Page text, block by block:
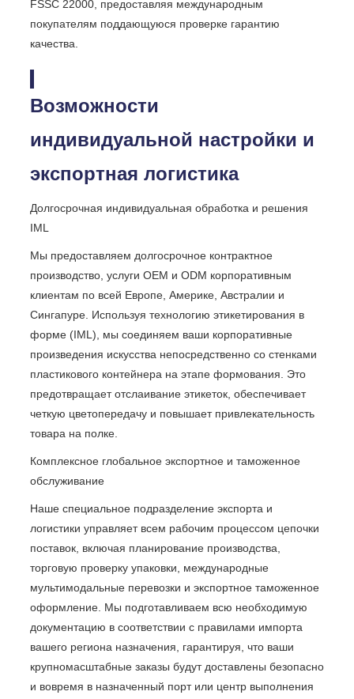
FSSC 22000, предоставляя международным
покупателям поддающуюся проверке гарантию
качества.
Возможности
индивидуальной настройки и
экспортная логистика
Долгосрочная индивидуальная обработка и решения
IML
Мы предоставляем долгосрочное контрактное
производство, услуги OEM и ODM корпоративным
клиентам по всей Европе, Америке, Австралии и
Сингапуре. Используя технологию этикетирования в
форме (IML), мы соединяем ваши корпоративные
произведения искусства непосредственно со стенками
пластикового контейнера на этапе формования. Это
предотвращает отслаивание этикеток, обеспечивает
четкую цветопередачу и повышает привлекательность
товара на полке.
Комплексное глобальное экспортное и таможенное
обслуживание
Наше специальное подразделение экспорта и
логистики управляет всем рабочим процессом цепочки
поставок, включая планирование производства,
торговую проверку упаковки, международные
мультимодальные перевозки и экспортное таможенное
оформление. Мы подготавливаем всю необходимую
документацию в соответствии с правилами импорта
вашего региона назначения, гарантируя, что ваши
крупномасштабные заказы будут доставлены безопасно
и вовремя в назначенный порт или центр выполнения